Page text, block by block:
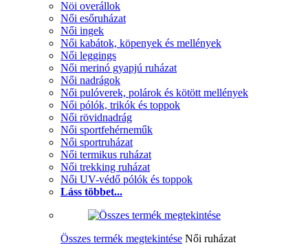
Nöi overállok
Női esőruházat
Női ingek
Női kabátok, köpenyek és mellények
Női leggings
Női merinó gyapjú ruházat
Női nadrágok
Női pulóverek, polárok és kötött mellények
Női pólók, trikók és toppok
Női rövidnadrág
Női sportfehérneműk
Női sportruházat
Női termikus ruházat
Női trekking ruházat
Női UV-védő pólók és toppok
Láss többet...
Összes termék megtekintése Női ruházat